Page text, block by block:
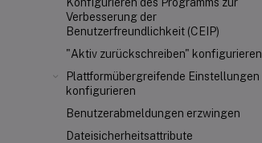
Verbesserung der
Benutzerfreundlichkeit (CEIP)
"Aktiv zurückschreiben" konfigurieren
Plattformübergreifende Einstellungen
konfigurieren
Benutzerabmeldungen erzwingen
Dateisicherheitsattribute